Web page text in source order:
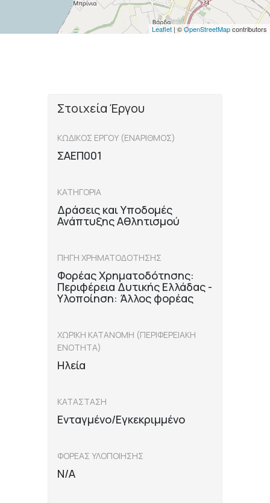
Leaflet | ©OpenStreetMapcontributors
Στοιχεία Έργου
ΚΩΔΙΚΟΣ ΕΡΓΟΥ (ΕΝΑΡΙΘΜΟΣ)
ΣΑΕΠ001
ΚΑΤΗΓΟΡΙΑ
Δράσεις και Υποδομές
Ανάπτυξης Αθλητισμού
ΠΗΓΗ ΧΡΗΜΑΤΟΔΟΤΗΣΗΣ
Φορέας Χρηματοδότησης:
Περιφέρεια Δυτικής Ελλάδας -
Υλοποίηση: Άλλος φορέας
ΧΩΡΙΚΗ ΚΑΤΑΝΟΜΗ (ΠΕΡΙΦΕΡΕΙΑΚΗ
ΕΝΟΤΗΤΑ)
Ηλεία
ΚΑΤΑΣΤΑΣΗ
Ενταγμένο/Εγκεκριμμένο
ΦΟΡΕΑΣ ΥΛΟΠΟΙΗΣΗΣ
N/A